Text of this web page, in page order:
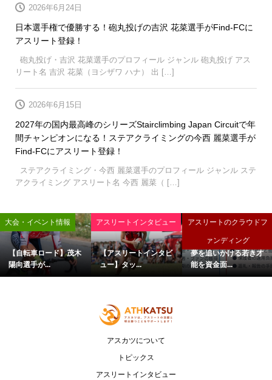
日本選手権で優勝する！砲丸投げの吉沢 花菜選手がFind-FCに
アスリート登録！
2026年6月24日
砲丸投げ・吉沢 花菜選手のプロフィール ジャンル 砲丸投げ アス
リート名 吉沢 花菜（ヨシザワ ハナ） 出 […]
2027年の国内最高峰のシリーズStairclimbing Japan Circuitで年
間チャンピオンになる！ステアクライミングの今西 麗菜選手が
Find-FCにアスリート登録！
2026年6月15日
ステアクライミング・今西 麗菜選手のプロフィール ジャンル ステ
アクライミング アスリート名 今西 麗菜（ […]
大会・イベント情報
【自転車ロード】茂木
陽向選手が...
アスリートインタビュー
【アスリートインタビ
ュー】タッ...
アスリートのクラウドフ
ァンディング
夢を追いかける若き才
能を資金面...
アスカツについて
トピックス
アスリートインタビュー